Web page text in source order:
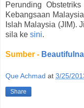
Perunding
Kebangsaan
Islah Malaysia (JIM).
sila ke sini.
Sumber -
Que Achmad at 3/25/
Share